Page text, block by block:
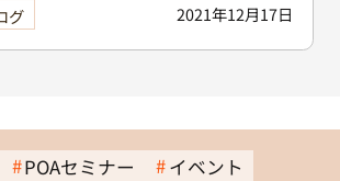
2021年12月17日
グ
POAセミナー イベント